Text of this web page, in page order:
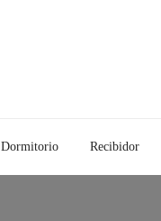
Dormitorio Recibidor